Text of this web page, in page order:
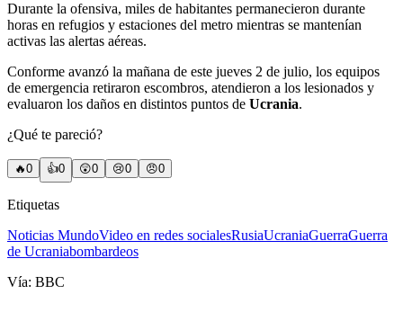
Durante la ofensiva, miles de habitantes permanecieron durante
horas en refugios y estaciones del metro mientras se mantenían
activas las alertas aéreas.
Conforme avanzó la mañana de este jueves 2 de julio, los equipos
de emergencia retiraron escombros, atendieron a los lesionados y
evaluaron los daños en distintos puntos de Ucrania.
¿Qué te pareció?
🔥0 👍0 😲0 😢0 😠0
Etiquetas
Noticias MundoVideo en redes socialesRusiaUcraniaGuerraGuerra
de Ucraniabombardeos
Vía: BBC